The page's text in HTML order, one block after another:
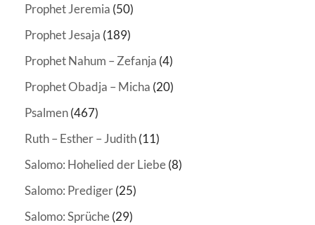
Prophet Jeremia (50)
Prophet Jesaja (189)
Prophet Nahum – Zefanja (4)
Prophet Obadja – Micha (20)
Psalmen(467)
Ruth – Esther – Judith(11)
Salomo: Hohelied der Liebe(8)
Salomo: Prediger(25)
Salomo: Sprüche(29)